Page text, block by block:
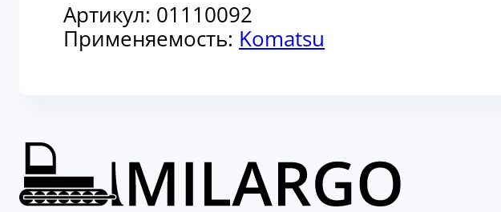
Артикул: 01110092
Применяемость: Komatsu